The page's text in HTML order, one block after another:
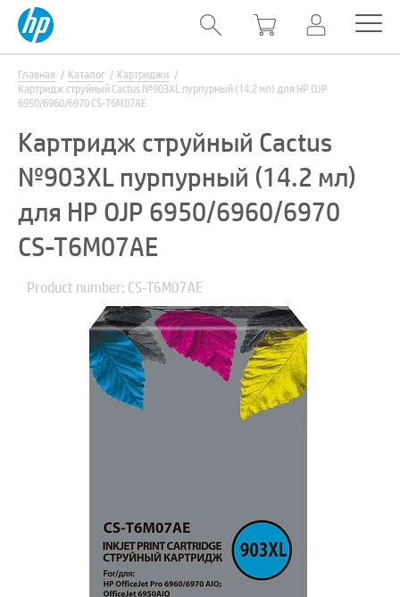
Главная Каталог
Картриджи
Картридж струйный Cactus №903XL пурпурный (14.2 мл) для HP OJP
6950/6960/6970 CS-T6M07AE
Картридж струйный Cactus
№903XL пурпурный (14.2 мл)
для HP OJP 6950/6960/6970
CS-T6M07AE
Product number: CS-T6M07AE